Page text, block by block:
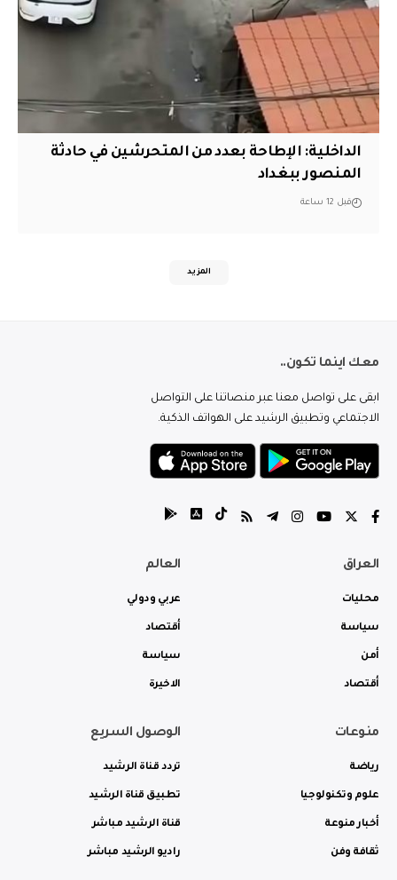
الداخلية: الإطاحة بعدد من المتحرشين في حادثة
المنصور ببغداد
قبل 12 ساعة
المزيد
معك اينما تكون..
ابقى على تواصل معنا عبر منصاتنا على التواصل
الاجتماعي وتطبيق الرشيد على الهواتف الذكية.
العراق
محليات
سياسة
أمن
أقتصاد
العالم
عربي ودولي
أقتصاد
سياسة
الاخيرة
منوعات
رياضة
علوم وتكنولوجيا
أخبار منوعة
ثقافة وفن
الوصول السريع
تردد قناة الرشيد
تطبيق قناة الرشيد
قناة الرشيد مباشر
راديو الرشيد مباشر